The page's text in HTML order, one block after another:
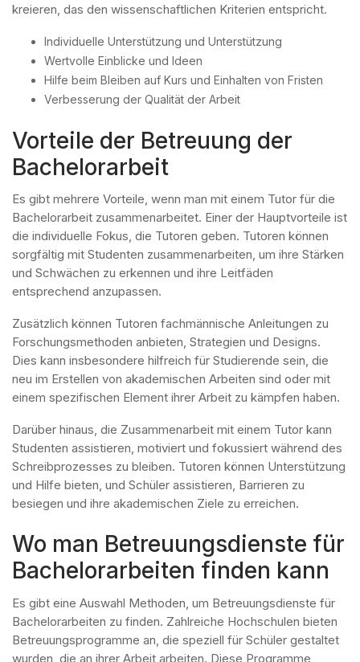
kreieren, das den wissenschaftlichen Kriterien entspricht.
Individuelle Unterstützung und Unterstützung
Wertvolle Einblicke und Ideen
Hilfe beim Bleiben auf Kurs und Einhalten von Fristen
Verbesserung der Qualität der Arbeit
Vorteile der Betreuung der
Bachelorarbeit
Es gibt mehrere Vorteile, wenn man mit einem Tutor für die
Bachelorarbeit zusammenarbeitet. Einer der Hauptvorteile ist
die individuelle Fokus, die Tutoren geben. Tutoren können
sorgfältig mit Studenten zusammenarbeiten, um ihre Stärken
und Schwächen zu erkennen und ihre Leitfäden
entsprechend anzupassen.
Zusätzlich können Tutoren fachmännische Anleitungen zu
Forschungsmethoden anbieten, Strategien und Designs.
Dies kann insbesondere hilfreich für Studierende sein, die
neu im Erstellen von akademischen Arbeiten sind oder mit
einem spezifischen Element ihrer Arbeit zu kämpfen haben.
Darüber hinaus, die Zusammenarbeit mit einem Tutor kann
Studenten assistieren, motiviert und fokussiert während des
Schreibprozesses zu bleiben. Tutoren können Unterstützung
und Hilfe bieten, und Schüler assistieren, Barrieren zu
besiegen und ihre akademischen Ziele zu erreichen.
Wo man Betreuungsdienste für
Bachelorarbeiten finden kann
Es gibt eine Auswahl Methoden, um Betreuungsdienste für
Bachelorarbeiten zu finden. Zahlreiche Hochschulen bieten
Betreuungsprogramme an, die speziell für Schüler gestaltet
wurden, die an ihrer Arbeit arbeiten. Diese Programme